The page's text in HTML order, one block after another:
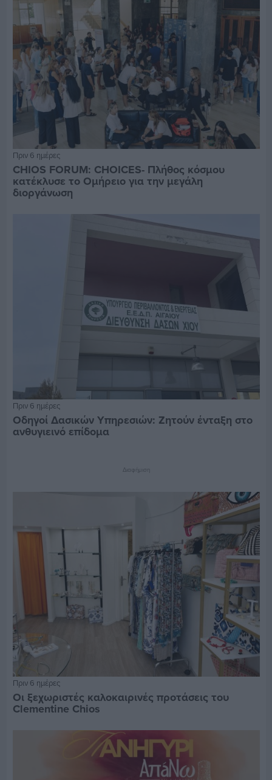
Πριν 6 ημέρες
CHIOS FORUM: CHOICES- Πλήθος κόσμου
κατέκλυσε το Ομήρειο για την μεγάλη
διοργάνωση
Πριν 6 ημέρες
Οδηγοί Δασικών Υπηρεσιών: Ζητούν ένταξη στο
ανθυγιεινό επίδομα
Διαφήμιση
Πριν 6 ημέρες
Οι ξεχωριστές καλοκαιρινές προτάσεις του
Clementine Chios